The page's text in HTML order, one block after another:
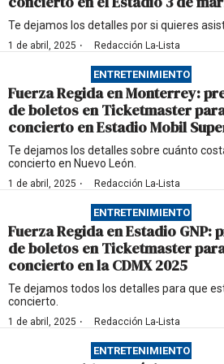
Te dejamos los detalles por si quieres
1 de abril, 2025 · Redacción La-Lista
ENTRETENIMIENTO
Fuerza Regida en Monterrey:
de boletos en Ticketmaster
concierto en Estadio Mobil
Te dejamos los detalles sobre cuánto
concierto en Nuevo León.
1 de abril, 2025 · Redacción La-Lista
ENTRETENIMIENTO
Fuerza Regida en Estadio GNP:
de boletos en Ticketmaster
concierto en la CDMX 2025
Te dejamos todos los detalles para que
concierto.
1 de abril, 2025 · Redacción La-Lista
ENTRETENIMIENTO